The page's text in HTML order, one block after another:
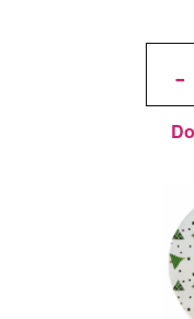
-
ilość
cm